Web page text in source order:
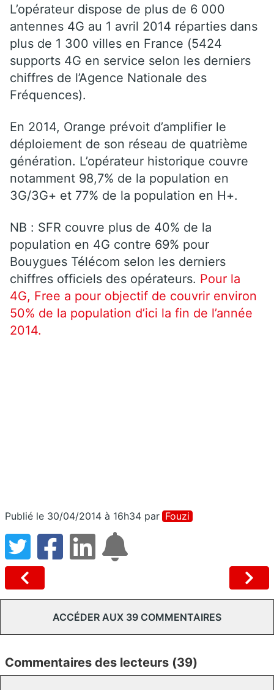
L’opérateur dispose de plus de 6 000
antennes 4G au 1 avril 2014 réparties dans
plus de 1 300 villes en France (5424
supports 4G en service selon les derniers
chiffres de l’Agence Nationale des
Fréquences).
En 2014, Orange prévoit d’amplifier le
déploiement de son réseau de quatrième
génération. L’opérateur historique couvre
notamment 98,7% de la population en
3G/3G+ et 77% de la population en H+.
NB : SFR couvre plus de 40% de la
population en 4G contre 69% pour
Bouygues Télécom selon les derniers
chiffres officiels des opérateurs. Pour la
4G, Free a pour objectif de couvrir environ
50% de la population d’ici la fin de l’année
2014.
Publié le 30/04/2014 à 16h34 par Fouzi
ACCÉDER AUX 39 COMMENTAIRES
Commentaires des lecteurs (39)